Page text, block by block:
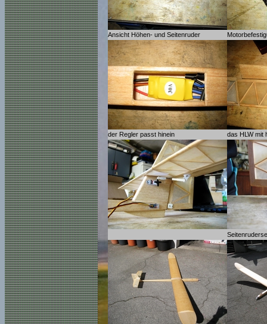
Ansicht Höhen- und Seitenruder
der Regler passt hinein das HLW mit